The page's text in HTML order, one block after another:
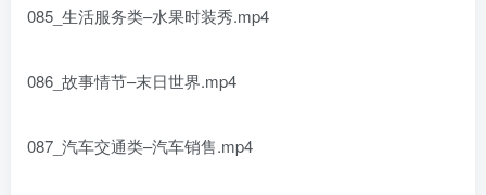
085_生活服务类–水果时装秀.mp4
086_故事情节–末日世界.mp4
087_汽车交通类–汽车销售.mp4